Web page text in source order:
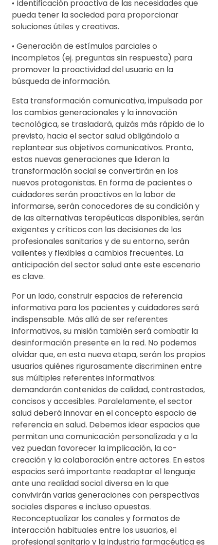
• Identificación proactiva de las necesidades que
pueda tener la sociedad para proporcionar
soluciones útiles y creativas.
• Generación de estímulos parciales o
incompletos (ej. preguntas sin respuesta) para
promover la proactividad del usuario en la
búsqueda de información.
Esta transformación comunicativa, impulsada por
los cambios generacionales y la innovación
tecnológica, se trasladará, quizás más rápido de lo
previsto, hacia el sector salud obligándolo a
replantear sus objetivos comunicativos. Pronto,
estas nuevas generaciones que lideran la
transformación social se convertirán en los
nuevos protagonistas. En forma de pacientes o
cuidadores serán proactivos en la labor de
informarse, serán conocedores de su condición y
de las alternativas terapéuticas disponibles, serán
exigentes y críticos con las decisiones de los
profesionales sanitarios y de su entorno, serán
valientes y flexibles a cambios frecuentes. La
anticipación del sector salud ante este escenario
es clave.
Por un lado, construir espacios de referencia
informativa para los pacientes y cuidadores será
indispensable. Más allá de ser referentes
informativos, su misión también será combatir la
desinformación presente en la red. No podemos
olvidar que, en esta nueva etapa, serán los propios
usuarios quiénes rigurosamente discriminen entre
sus múltiples referentes informativos:
demandarán contenidos de calidad, contrastados,
concisos y accesibles. Paralelamente, el sector
salud deberá innovar en el concepto espacio de
referencia en salud. Debemos idear espacios que
permitan una comunicación personalizada y a la
vez puedan favorecer la implicación, la co-
creación y la colaboración entre actores. En estos
espacios será importante readaptar el lenguaje
ante una realidad social diversa en la que
convivirán varias generaciones con perspectivas
sociales dispares e incluso opuestas.
Reconceptualizar los canales y formatos de
interacción habituales entre los usuarios, el
profesional sanitario y la industria farmacéutica es